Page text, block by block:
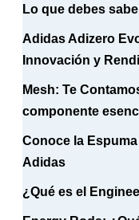
Lo que debes
Adidas Adizero
Innovación y
Mesh: Te
componente
Conoce la
Adidas
¿Qué es el